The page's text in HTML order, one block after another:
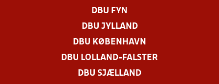
DBU FYN
DBU JYLLAND
DBU KØBENHAVN
DBU LOLLAND-FALSTER
DBU SJÆLLAND